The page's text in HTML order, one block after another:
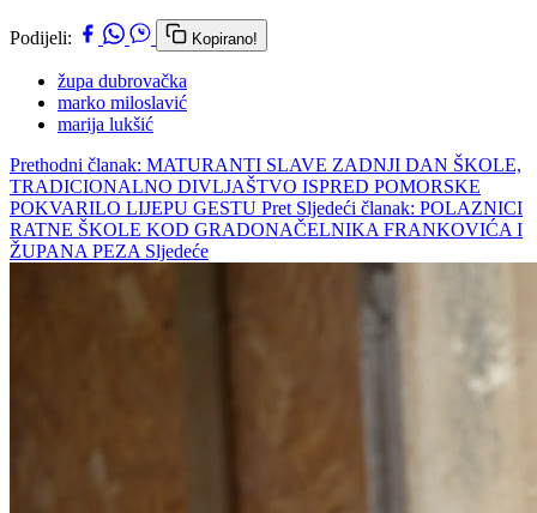
Podijeli: Kopirano!
župa dubrovačka
marko miloslavić
marija lukšić
Prethodni članak: MATURANTI SLAVE ZADNJI DAN ŠKOLE,
TRADICIONALNO DIVLJAŠTVO ISPRED POMORSKE
POKVARILO LIJEPU GESTU Pret Sljedeći članak: POLAZNICI
RATNE ŠKOLE KOD GRADONAČELNIKA FRANKOVIĆA I
ŽUPANA PEZA Sljedeće